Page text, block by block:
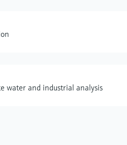
water and industrial analysis